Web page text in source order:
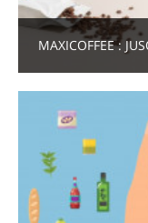
MAXICOFFEE :